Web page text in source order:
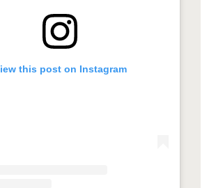
this post on Instagram